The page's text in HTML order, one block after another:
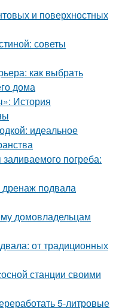
и поверхностных
советы
как выбрать
дома
История
идеальное
погреба:
дренаж подвала
домовладельцам
от традиционных
станции своими
5-литровые